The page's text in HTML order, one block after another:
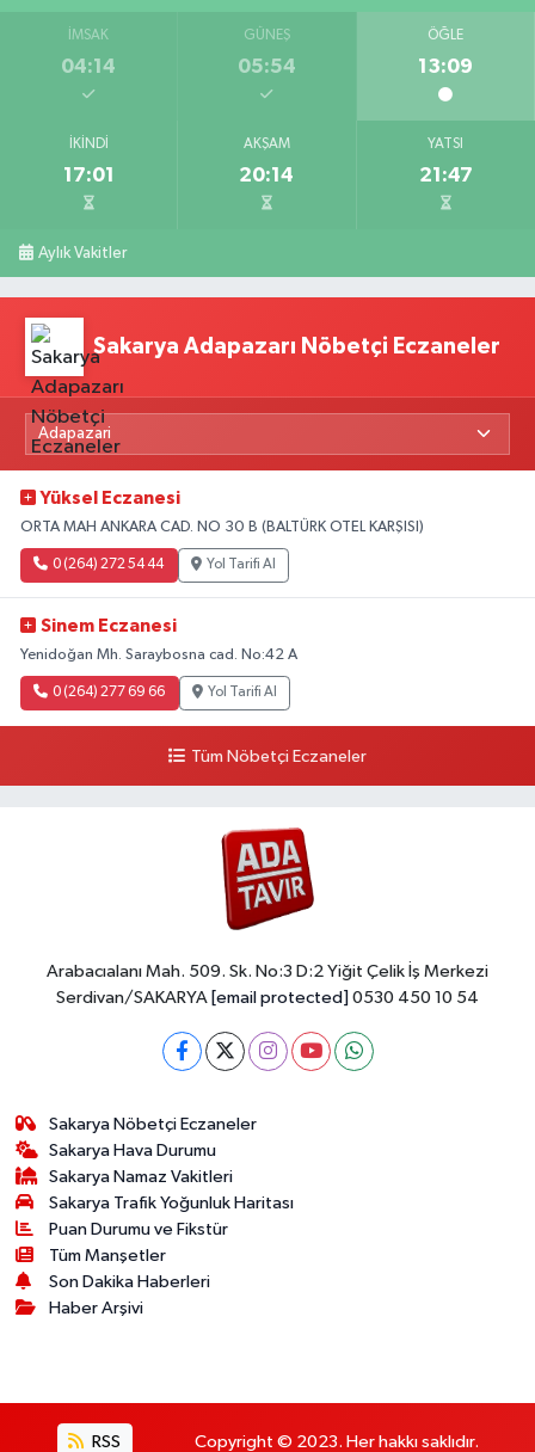
İMSAK
04:14
GÜNEŞ
05:54
ÖĞLE
13:09
İKINDI
17:01
AKŞAM
20:14
YATSI
21:47
Aylık Vakitler
Sakarya Adapazarı Nöbetçi Eczaneler
Yüksel Eczanesi
ORTA MAH ANKARA CAD. NO 30 B (BALTÜRK OTEL KARŞISI)
0 (264) 272 54 44 Yol Tarifi Al
Sinem Eczanesi
Yenidoğan Mh. Saraybosna cad. No:42 A
0 (264) 277 69 66 Yol Tarifi Al
Tüm Nöbetçi Eczaneler
Arabacıalanı Mah. 509. Sk. No:3 D:2 Yiğit Çelik İş Merkezi
Serdivan/SAKARYA [email protected] 0530 450 10 54
Sakarya Nöbetçi Eczaneler
Sakarya Hava Durumu
Sakarya Namaz Vakitleri
Sakarya Trafik Yoğunluk Haritası
Puan Durumu ve Fikstür
Tüm Manşetler
Son Dakika Haberleri
Haber Arşivi
RSS Copyright © 2023. Her hakkı saklıdır.